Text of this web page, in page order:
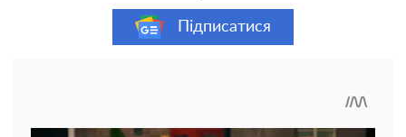
Підписатися